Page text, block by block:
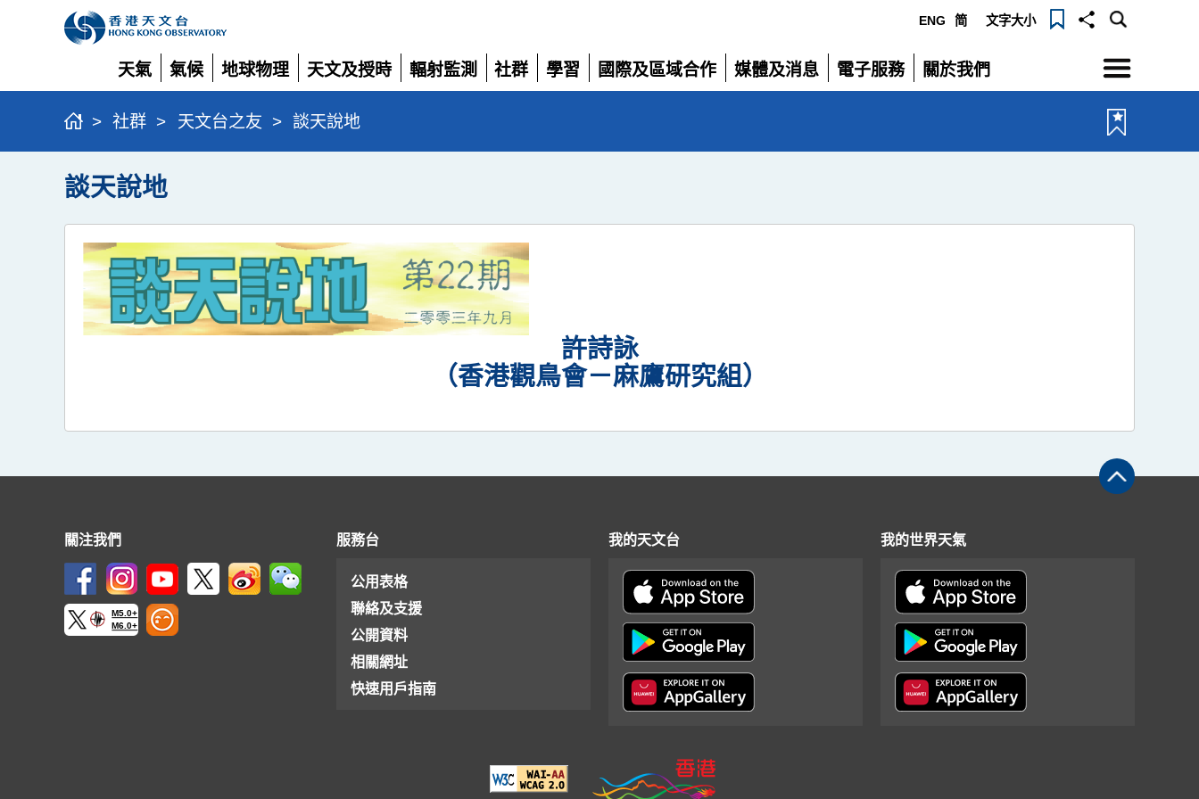
ENG 简 文字大小
天氣
展
開
氣候
展
開
地球物理
展
開
天文及授時
展
開
輻射監測
展
社群
展
學習
展
國際及區域合作
展
媒體及消息
展
電子服務
展
關於我們
展
選
單
> 社群 > 天文台之友 > 談天說地
談天說地
許詩詠
（香港觀鳥會－麻鷹研究組）
關注我們
M5.0+
M6.0+
服務台
公用表格
聯絡及支援
公開資料
相關網址
快速用戶指南
我的天文台 我的世界天氣